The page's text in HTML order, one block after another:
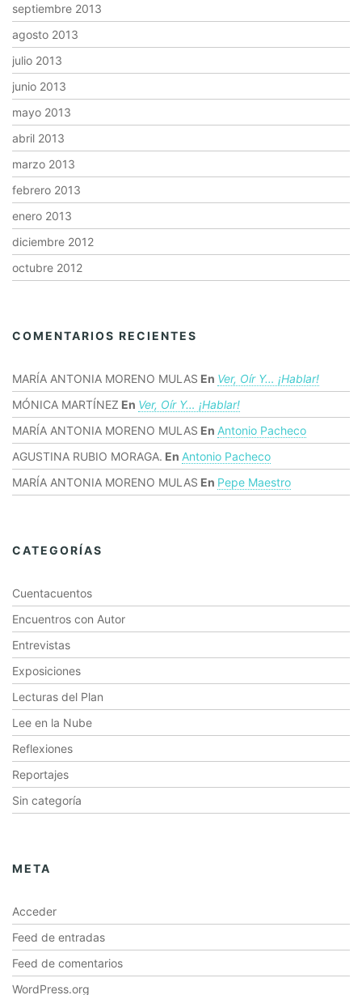
septiembre 2013
agosto 2013
julio 2013
junio 2013
mayo 2013
abril 2013
marzo 2013
febrero 2013
enero 2013
diciembre 2012
octubre 2012
COMENTARIOS RECIENTES
MARÍA ANTONIA MORENO MULAS En Ver, Oír Y… ¡hablar!
MÓNICA MARTÍNEZ En Ver, Oír Y… ¡hablar!
MARÍA ANTONIA MORENO MULAS En Antonio Pacheco
AGUSTINA RUBIO MORAGA. En Antonio Pacheco
MARÍA ANTONIA MORENO MULAS En Pepe Maestro
CATEGORÍAS
Cuentacuentos
Encuentros con Autor
Entrevistas
Exposiciones
Lecturas del Plan
Lee en la Nube
Reflexiones
Reportajes
Sin categoría
META
Acceder
Feed de entradas
Feed de comentarios
WordPress.org